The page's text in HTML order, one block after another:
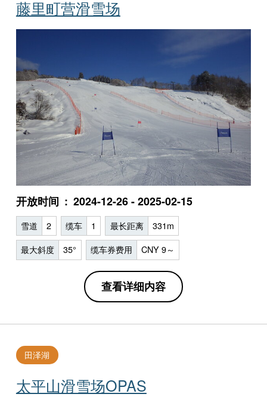
藤里町营滑雪场
开放时间 2024-12-26 - 2025-02-15
雪道 2 缆车 1 最长距离 331m
最大斜度 35° 缆车券费用 CNY 9～
查看详细内容
太平山滑雪场OPAS
田泽湖